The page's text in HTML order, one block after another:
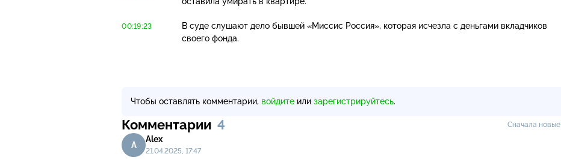
00:19:23
В суде слушают дело бывшей «Миссис Россия», которая исчезла с деньгами вкладчиков
своего фонда.
Чтобы оставлять комментарии, войдите или зарегистрируйтесь.
Комментарии 4 Сначала новые
A
Alex
21.04.2025, 17:47